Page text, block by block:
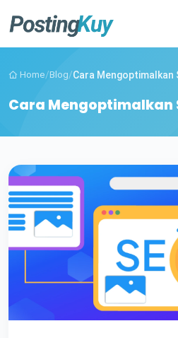
Home/Blog/Cara Mengoptimalkan
Cara Mengoptimalkan